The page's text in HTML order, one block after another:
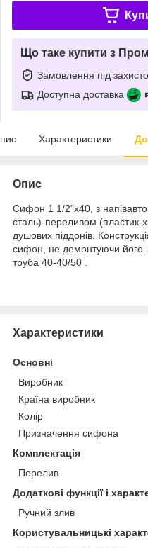
Що таке купити з
Замовлення під
Доступна доставка
Характеристики
Опис
Сифон 1 1/2"х40, з
сталь)-переливом (пластик-
душових піддонів.
сифон, не демонтуючи його.
труба 40-40/50 .
Характеристики
Основні
Виробник
Країна виробник
Колір
Призначення сифона
Комплектація
Перелив
Додаткові функції і
Ручний злив
Користувальницькі